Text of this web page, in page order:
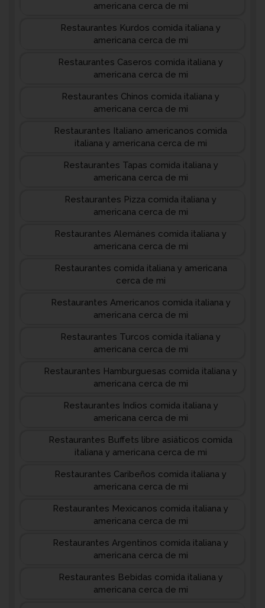
americana cerca de mi
Restaurantes Kurdos comida italiana y
americana cerca de mi
Restaurantes Caseros comida italiana y
americana cerca de mi
Restaurantes Chinos comida italiana y
americana cerca de mi
Restaurantes Italiano americanos comida
italiana y americana cerca de mi
Restaurantes Tapas comida italiana y
americana cerca de mi
Restaurantes Pizza comida italiana y
americana cerca de mi
Restaurantes Alemánes comida italiana y
americana cerca de mi
Restaurantes comida italiana y americana
cerca de mi
Restaurantes Americanos comida italiana y
americana cerca de mi
Restaurantes Turcos comida italiana y
americana cerca de mi
Restaurantes Hamburguesas comida italiana y
americana cerca de mi
Restaurantes Indios comida italiana y
americana cerca de mi
Restaurantes Buffets libre asiáticos comida
italiana y americana cerca de mi
Restaurantes Caribeños comida italiana y
americana cerca de mi
Restaurantes Mexicanos comida italiana y
americana cerca de mi
Restaurantes Argentinos comida italiana y
americana cerca de mi
Restaurantes Bebidas comida italiana y
americana cerca de mi